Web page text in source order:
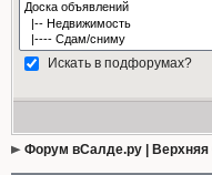
Искать в подфорумах?
Форум вСалде.ру |